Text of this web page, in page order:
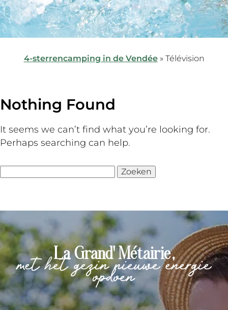
4-sterrencamping in de Vendée» Télévision
Nothing Found
It seems we can’t find what you’re looking for.
Perhaps searching can help.
Zoeken
naar:
La Grand' Métairie,
met het gezin nieuwe energie
opdoen